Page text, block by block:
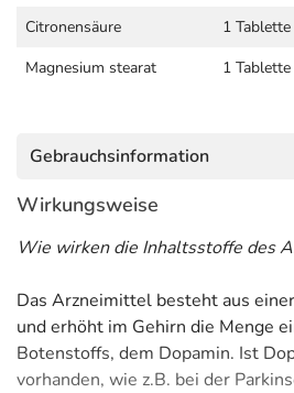
Citronensäure
1 Tablette
Magnesium stearat
1 Tablette
Gebrauchsinformation
Wirkungsweise
Wie wirken die Inhaltsstoffe des
Das Arzneimittel besteht aus
und erhöht im Gehirn die Menge
Botenstoffs, dem Dopamin. Ist
vorhanden, wie z.B. bei der